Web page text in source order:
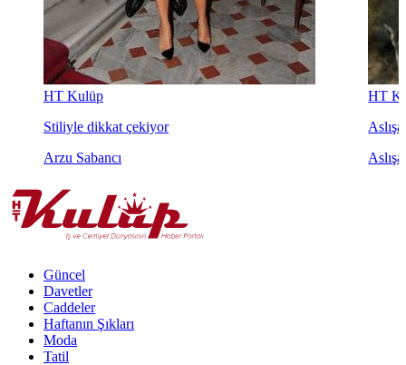
HT Kulüp
Stiliyle dikkat çekiyor
Arzu Sabancı
HT
Güncel
Davetler
Caddeler
Haftanın Şıkları
Moda
Tatil